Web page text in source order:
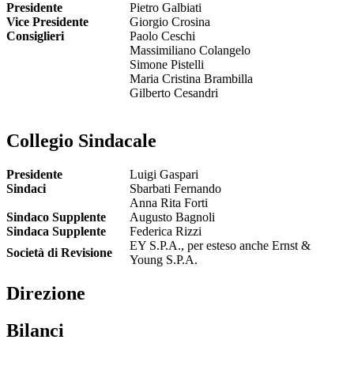
Presidente
Pietro Galbiati
Vice Presidente
Giorgio Crosina
Consiglieri
Paolo Ceschi
Massimiliano Colangelo
Simone Pistelli
Maria Cristina Brambilla
Gilberto Cesandri
Collegio Sindacale
Presidente
Luigi Gaspari
Sindaci
Sbarbati Fernando
Anna Rita Forti
Sindaco Supplente
Augusto Bagnoli
Sindaca Supplente
Federica Rizzi
Società di Revisione
EY S.P.A., per esteso anche Ernst &
Young S.P.A.
Direzione
Bilanci